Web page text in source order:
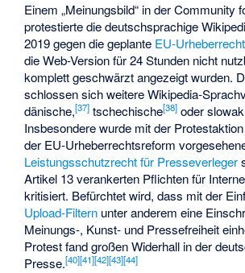
Einem „Meinungsbild“ in der Community
protestierte die deutschsprachige
2019 gegen die geplante EU-
die Web-Version für 24 Stunden nicht
komplett geschwärzt angezeigt wurden.
schlossen sich weitere Wikipedia-
dänische,[37] tschechische[38] oder
Insbesondere wurde mit der
der EU-Urheberrechtsreform
Leistungsschutzrecht für Presseverleger
Artikel 13 verankerten Pflichten für
kritisiert. Befürchtet wird, dass mit der
Upload-Filtern unter anderem eine
Meinungs-, Kunst- und Pressefreiheit
Protest fand großen Widerhall in der
Presse.[40][41][42][43][44]